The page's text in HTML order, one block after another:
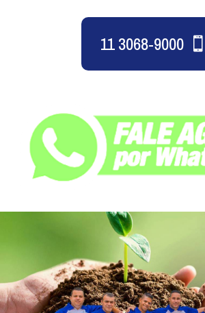
11 3068-9000